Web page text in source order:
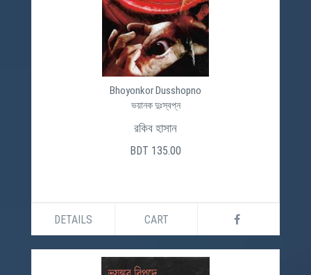
Bhoyonkor Dusshopno
ভয়ানক দুঃস্বপ্ন
রকিব হাসান
BDT 135.00
DETAILS CART